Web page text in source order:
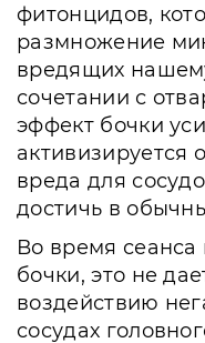
фитонцидов,
размножение
вредящих
сочетании с
эффект бочки
активизируется
вреда для
достичь в
Во время сеанса
бочки, это не
воздействию
сосудах